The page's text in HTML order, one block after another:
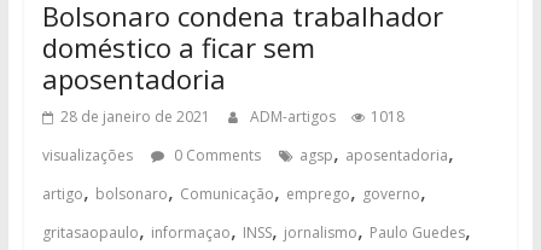
Bolsonaro condena trabalhador
doméstico a ficar sem
aposentadoria
28 de janeiro de 2021 ADM-artigos
1018
visualizações
0 Comments agsp, aposentadoria,
artigo, bolsonaro, Comunicação, emprego, governo,
gritasaopaulo, informaçao, INSS, jornalismo, Paulo Guedes,